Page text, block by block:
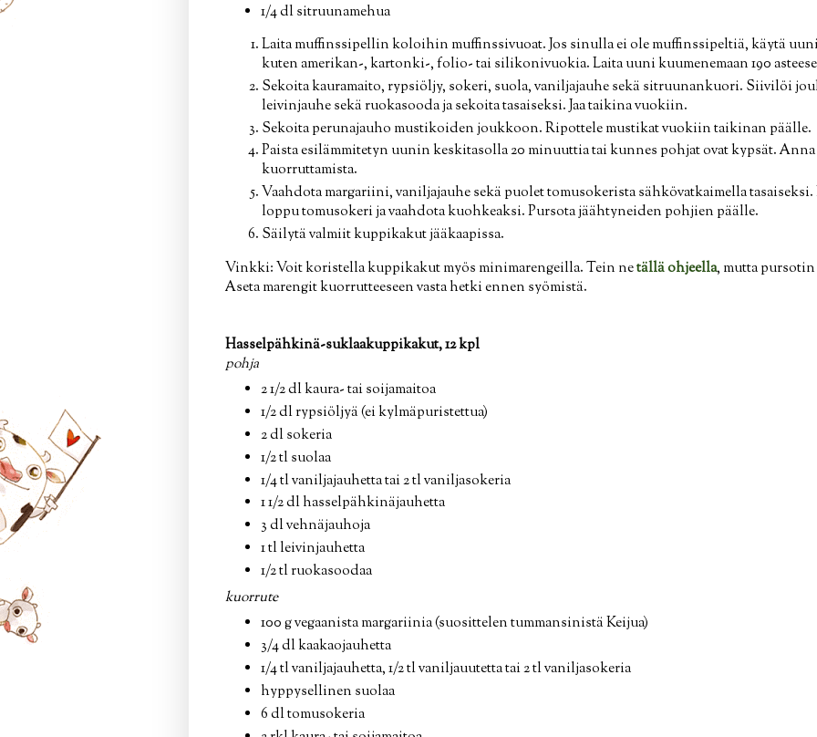
1/4 dl sitruunamehua
Laita muffinssipellin koloihin muffinssivuoat. Jos sinulla ei ole muffinssipeltiä, käytä
kuten amerikan-, kartonki-, folio- tai silikonivuokia. Laita uuni kuumenemaan 190
Sekoita kauramaito, rypsiöljy, sokeri, suola, vaniljajauhe sekä sitruunankuori. Siivilöi
leivinjauhe sekä ruokasooda ja sekoita tasaiseksi. Jaa taikina vuokiin.
Sekoita perunajauho mustikoiden joukkoon. Ripottele mustikat vuokiin taikinan päälle.
Paista esilämmitetyn uunin keskitasolla 20 minuuttia tai kunnes pohjat ovat kypsät.
kuorruttamista.
Vaahdota margariini, vaniljajauhe sekä puolet tomusokerista sähkövatkaimella
loppu tomusokeri ja vaahdota kuohkeaksi. Pursota jäähtyneiden pohjien päälle.
Säilytä valmiit kuppikakut jääkaapissa.
Vinkki: Voit koristella kuppikakut myös minimarengeilla. Tein netällä ohjeella, mutta
Aseta marengit kuorrutteeseen vasta hetki ennen syömistä.
Hasselpähkinä-suklaakuppikakut, 12 kpl
pohja
2 1/2 dl kaura- tai soijamaitoa
1/2 dl rypsiöljyä (ei kylmäpuristettua)
2 dl sokeria
1/2 tl suolaa
1/4 tl vaniljajauhetta tai 2 tl vaniljasokeria
1 1/2 dl hasselpähkinäjauhetta
3 dl vehnäjauhoja
1 tl leivinjauhetta
1/2 tl ruokasoodaa
kuorrute
100 g vegaanista margariinia (suosittelen tummansinistä Keijua)
3/4 dl kaakaojauhetta
1/4 tl vaniljajauhetta, 1/2 tl vaniljauutetta tai 2 tl vaniljasokeria
hyppysellinen suolaa
6 dl tomusokeria